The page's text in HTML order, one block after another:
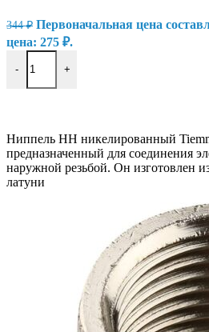
344₽ Первоначальная цена
цена: 275 ₽.
- +
Ниппель HH никелированный
предназначенный для соединения
наружной резьбой. Он изготовлен
латуни